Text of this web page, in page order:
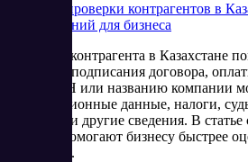
Сервисы проверки контрагентов в
SaaS-решений для бизнеса
Проверка контрагента в Казахстане
сделки до подписания договора,
БИН, ИИН или названию компании
регистрационные данные, налоги,
лицензии и другие сведения. В
которые помогают бизнесу быстрее
партнеров.